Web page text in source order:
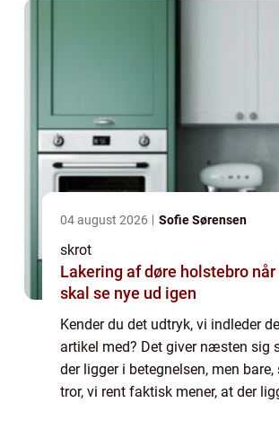
04 august 2026 Sofie Sørensen
skrot
Lakering af døre holstebro når dørene
skal se nye ud igen
Kender du det udtryk, vi indleder
artikel med? Det giver næsten sig
der ligger i betegnelsen, men bare,
tror, vi rent faktisk mener, at der